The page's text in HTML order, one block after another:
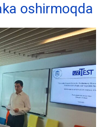
oshirmoqda